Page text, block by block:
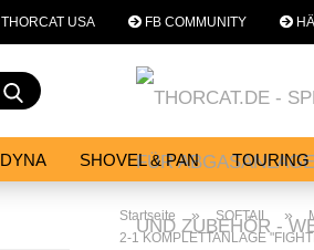
THORCAT USA FB COMMUNITY
Suche...
DYNA SHOVEL & PAN TOURING
Startseite » SOFTAIL »
2-1 KOMPLETTANLAGE